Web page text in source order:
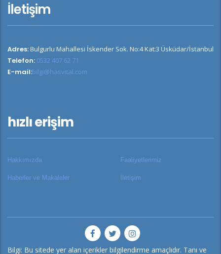
İletişim
Adres:Bulgurlu Mahallesi İskender Sok. No:4 Kat:3 Üsküdar/İstanbul
Telefon: 0532 407 62 71
E-mail:bilgi@hasvital.com
hızlı erişim
Hakkımızda Faaliyetlerimiz
Haberler ve Makaleler İletişim
Bilgi: Bu sitede yer alan içerikler bilgilendirme amaçlıdır. Tanı ve